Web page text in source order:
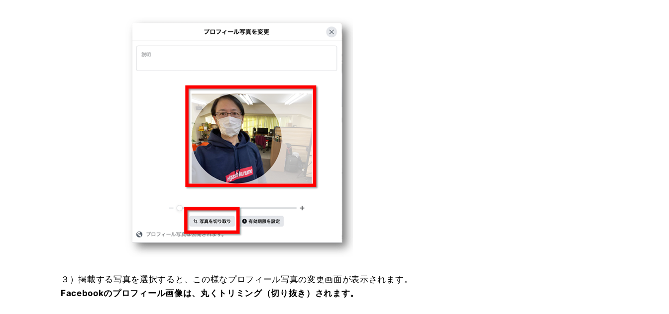
３）掲載する写真を選択すると、この様なプロフィール写真の変更画面が表示されます。
Facebookのプロフィール画像は、丸くトリミング（切り抜き）されます。